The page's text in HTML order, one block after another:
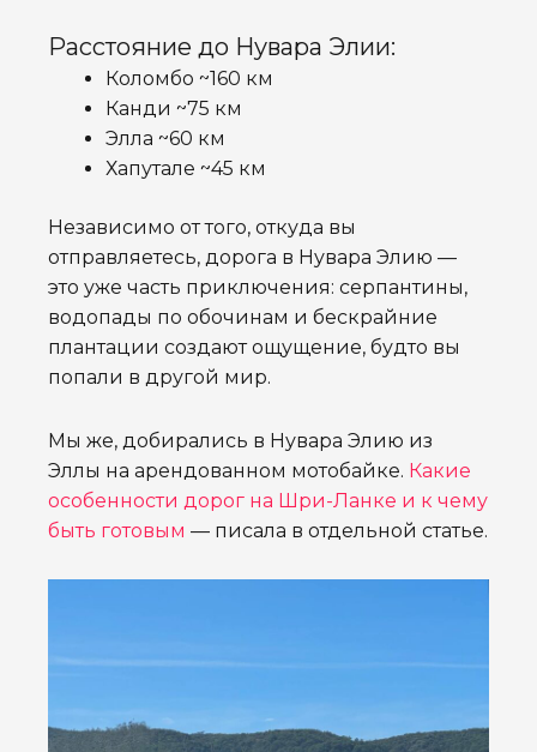
Расстояние до Нувара Элии:
Коломбо ~160 км
Канди ~75 км
Элла ~60 км
Хапутале ~45 км
Независимо от того, откуда вы
отправляетесь, дорога в Нувара Элию —
это уже часть приключения: серпантины,
водопады по обочинам и бескрайние
плантации создают ощущение, будто вы
попали в другой мир.
Мы же, добирались в Нувара Элию из
Эллы на арендованном мотобайке. Какие
особенности дорог на Шри-Ланке и к чему
быть готовым — писала в отдельной статье.